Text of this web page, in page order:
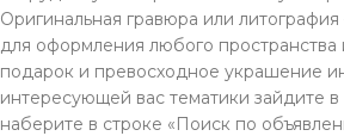
Оригинальная гравюра или
для оформления любого пространства
подарок и превосходное украшение
интересующей вас тематики зайдите
наберите в строке «Поиск по